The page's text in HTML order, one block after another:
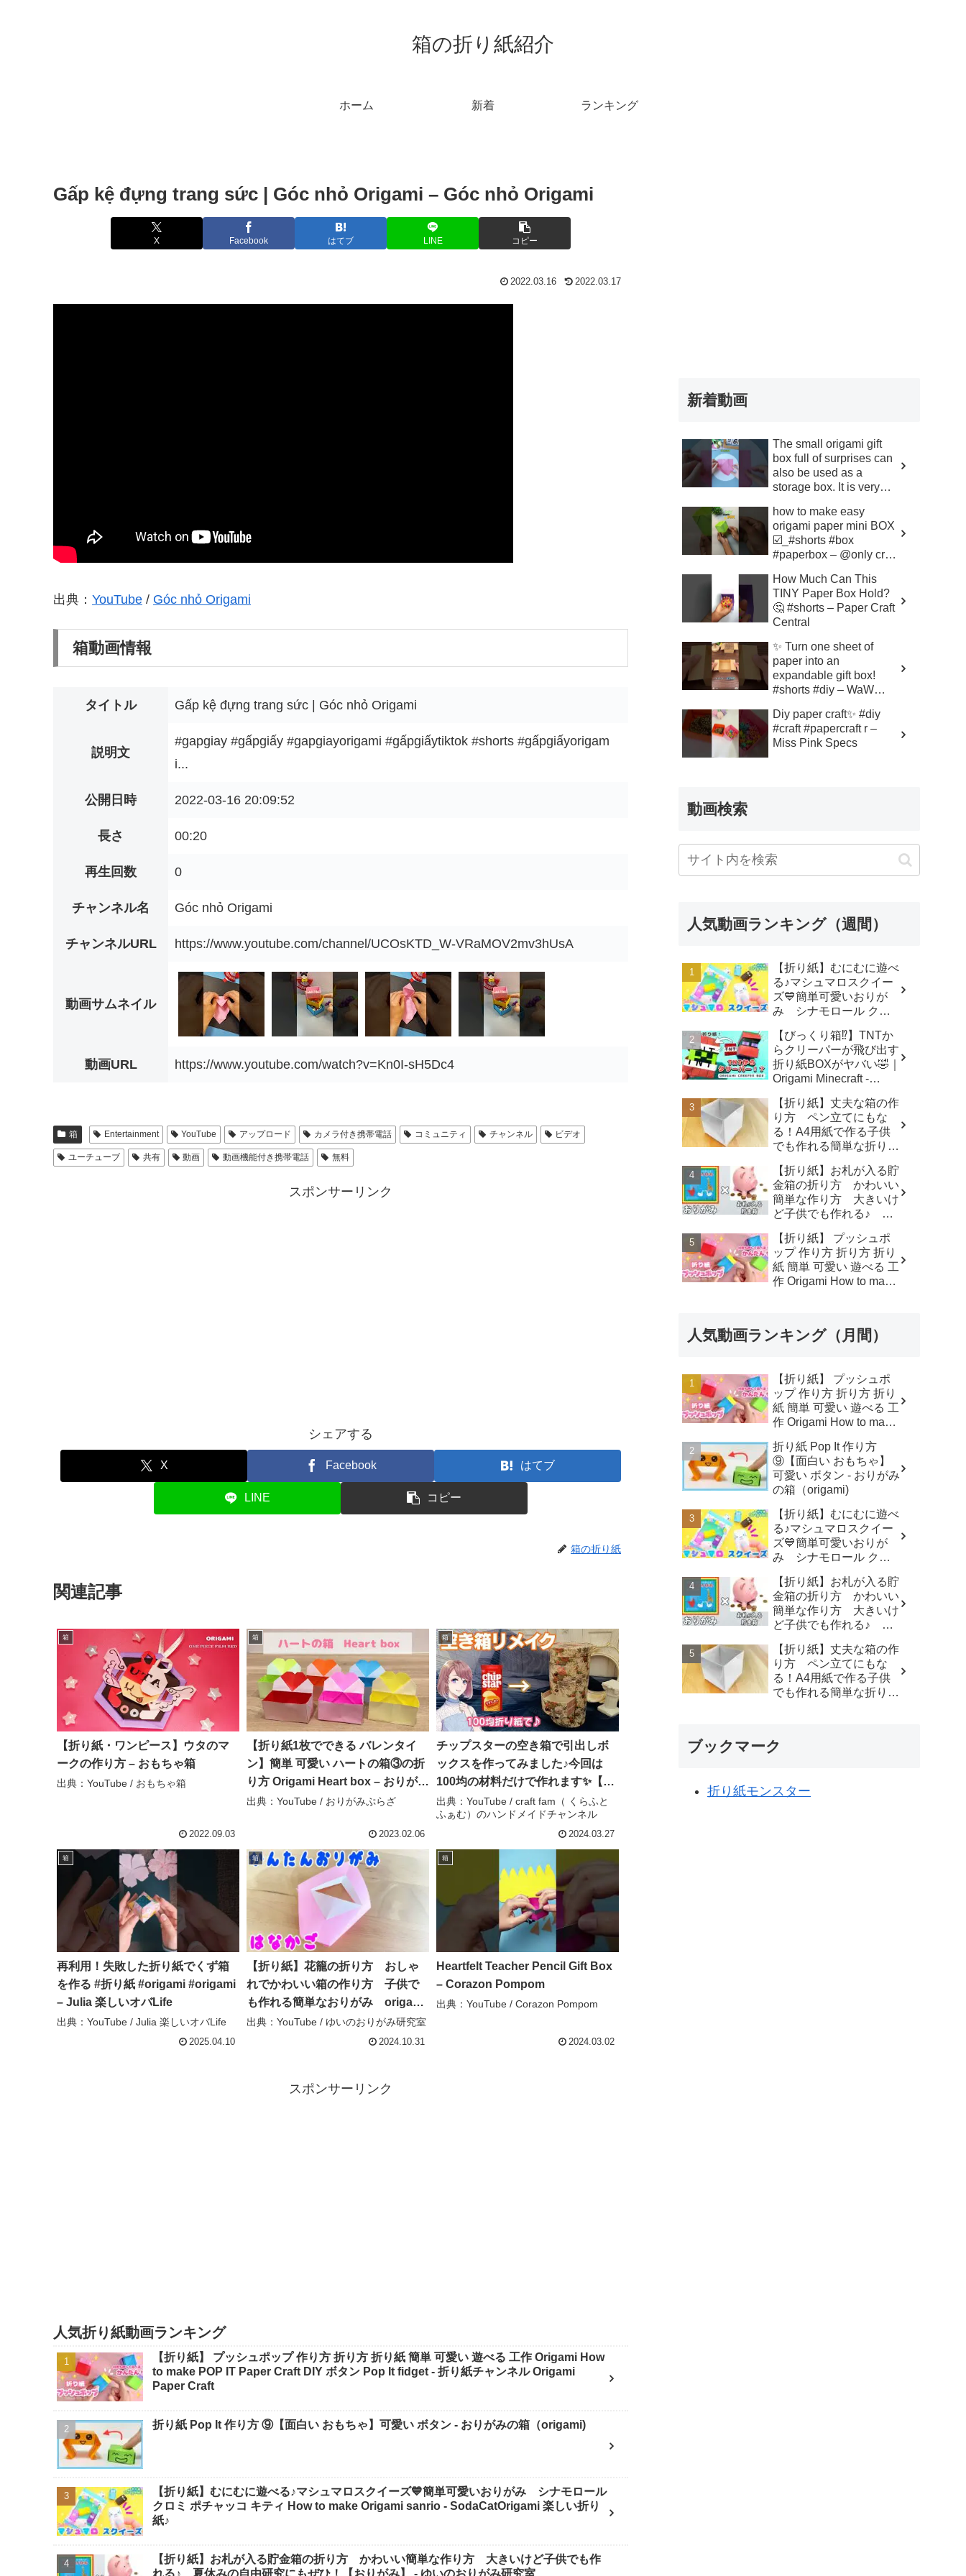
箱の折り紙紹介
ホーム 新着 ランキング
Gấp kệ đựng trang sức | Góc nhỏ Origami – Góc nhỏ Origami
X Facebook はてブ LINE コピー
2022.03.16 2022.03.17
出典： YouTube / Góc nhỏ Origami
箱動画情報
タイトル Gấp kệ đựng trang sức | Góc nhỏ Origami
説明文
#gapgiay #gấpgiấy #gapgiayorigami #gấpgiấytiktok #shorts #gấpgiấyorigam
i...
公開日時 2022-03-16 20:09:52
長さ 00:20
再生回数 0
チャンネル名 Góc nhỏ Origami
チャンネルURL https://www.youtube.com/channel/UCOsKTD_W-VRaMOV2mv3hUsA
動画サムネイル
動画URL https://www.youtube.com/watch?v=Kn0I-sH5Dc4
箱 Entertainment YouTube アップロード カメラ付き携帯電話 コミュニティ チャンネル ビデオ
ユーチューブ 共有 動画 動画機能付き携帯電話 無料
スポンサーリンク
シェアする
X Facebook はてブ
LINE コピー
箱の折り紙
関連記事
箱
【折り紙・ワンピース】ウタのマ
ークの作り方 – おもちゃ箱
出典：YouTube / おもちゃ箱
2022.09.03
箱
【折り紙1枚でできる バレンタイ
ン】簡単 可愛い ハートの箱③の折
り方 Origami Heart box – おりがみ
ぷらざ
出典：YouTube / おりがみぷらざ
2023.02.06
箱
チップスターの空き箱で引出しボ
ックスを作ってみました♪今回は
100均の材料だけで作れます✨【空
き箱リメイク 折り紙 箱】 –
craft fam（ くらふと ふぁむ）のハ
出典：YouTube / craft fam（ くらふと
ふぁむ）のハンドメイドチャンネル
2024.03.27
箱
再利用！失敗した折り紙でくず箱
を作る #折り紙 #origami #origami
– Julia 楽しいオバLife
出典：YouTube / Julia 楽しいオバLife
2025.04.10
箱
【折り紙】花籠の折り方 おしゃ
れでかわいい箱の作り方 子供で
も作れる簡単なおりがみ origami
box – ゆいのおりがみ研究室
出典：YouTube / ゆいのおりがみ研究室
2024.10.31
箱
Heartfelt Teacher Pencil Gift Box
– Corazon Pompom
出典：YouTube / Corazon Pompom
2024.03.02
スポンサーリンク
人気折り紙動画ランキング
【折り紙】 プッシュポップ 作り方 折り方 折り紙 簡単 可愛い 遊べる 工作 Origami How
to make POP IT Paper Craft DIY ボタン Pop It fidget - 折り紙チャンネル Origami
Paper Craft
折り紙 Pop It 作り方 ⑨【面白い おもちゃ】可愛い ボタン - おりがみの箱（origami)
【折り紙】むにむに遊べる♪マシュマロスクイーズ💙簡単可愛いおりがみ シナモロール
クロミ ポチャッコ キティ How to make Origami sanrio - SodaCatOrigami 楽しい折り
紙♪
【折り紙】お札が入る貯金箱の折り方 かわいい簡単な作り方 大きいけど子供でも作
れる♪ 夏休みの自由研究にもぜひ！【おりがみ】 - ゆいのおりがみ研究室
新着動画
The small origami gift
box full of surprises can
also be used as a
storage box. It is very
how to make easy
origami paper mini BOX
☑️_#shorts #box
#paperbox – @only craft
How Much Can This
TINY Paper Box Hold?
🤔 #shorts – Paper Craft
Central
✨ Turn one sheet of
paper into an
expandable gift box!
#shorts #diy – WaW
Diy paper craft✨ #diy
#craft #papercraft r –
Miss Pink Specs
動画検索
人気動画ランキング（週間）
【折り紙】むにむに遊べ
る♪マシュマロスクイー
ズ💙簡単可愛いおりが
み シナモロール クロ
How to make Origami
sanrio - SodaCatOrigami
楽しい折り紙♪
【びっくり箱⁉】TNTか
らクリーパーが飛び出す
折り紙BOXがヤバい🤣｜
Origami Minecraft -
みランド
【折り紙】丈夫な箱の作
り方 ペン立てにもな
る！A4用紙で作る子供
でも作れる簡単な折り
おりがみ研究室
【折り紙】お札が入る貯
金箱の折り方 かわいい
簡単な作り方 大きいけ
ど子供でも作れる♪ 夏
ひ！【おりがみ】 - ゆい
のおりがみ研究室
【折り紙】 プッシュポ
ップ 作り方 折り方 折り
紙 簡単 可愛い 遊べる 工
作 Origami How to make
Paper Craft
人気動画ランキング（月間）
【折り紙】 プッシュポ
ップ 作り方 折り方 折り
紙 簡単 可愛い 遊べる 工
作 Origami How to make
ボタン Pop It fidget - 折
り紙チャンネル Origami
Paper Craft
折り紙 Pop It 作り方
⑨【面白い おもちゃ】
可愛い ボタン - おりがみ
の箱（origami)
【折り紙】むにむに遊べ
る♪マシュマロスクイー
ズ💙簡単可愛いおりが
み シナモロール クロ
How to make Origami
sanrio - SodaCatOrigami
楽しい折り紙♪
【折り紙】お札が入る貯
金箱の折り方 かわいい
簡単な作り方 大きいけ
ど子供でも作れる♪ 夏
ひ！【おりがみ】 - ゆい
のおりがみ研究室
【折り紙】丈夫な箱の作
り方 ペン立てにもな
る！A4用紙で作る子供
でも作れる簡単な折り
ブックマーク
折り紙モンスター